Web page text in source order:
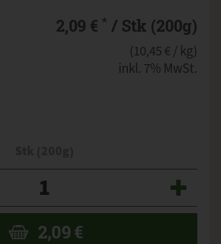
2,09 € * / Stk (200g)
(10,45 € / kg)
inkl. 7% MwSt.
2,09 €